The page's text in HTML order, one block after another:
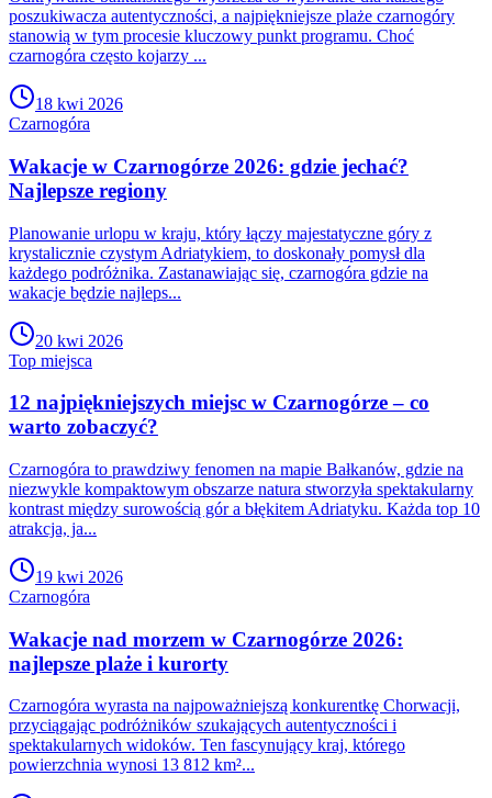
poszukiwacza autentyczności, a najpiękniejsze plaże czarnogóry
stanowią w tym procesie kluczowy punkt programu. Choć
czarnogóra często kojarzy ...
18 kwi 2026
Czarnogóra
Wakacje w Czarnogórze 2026: gdzie jechać?
Najlepsze regiony
Planowanie urlopu w kraju, który łączy majestatyczne góry z
krystalicznie czystym Adriatykiem, to doskonały pomysł dla
każdego podróżnika. Zastanawiając się, czarnogóra gdzie na
wakacje będzie najleps...
20 kwi 2026
Top miejsca
12 najpiękniejszych miejsc w Czarnogórze – co
warto zobaczyć?
Czarnogóra to prawdziwy fenomen na mapie Bałkanów, gdzie na
niezwykle kompaktowym obszarze natura stworzyła spektakularny
kontrast między surowością gór a błękitem Adriatyku. Każda top 10
atrakcja, ja...
19 kwi 2026
Czarnogóra
Wakacje nad morzem w Czarnogórze 2026:
najlepsze plaże i kurorty
Czarnogóra wyrasta na najpoważniejszą konkurentkę Chorwacji,
przyciągając podróżników szukających autentyczności i
spektakularnych widoków. Ten fascynujący kraj, którego
powierzchnia wynosi 13 812 km²...